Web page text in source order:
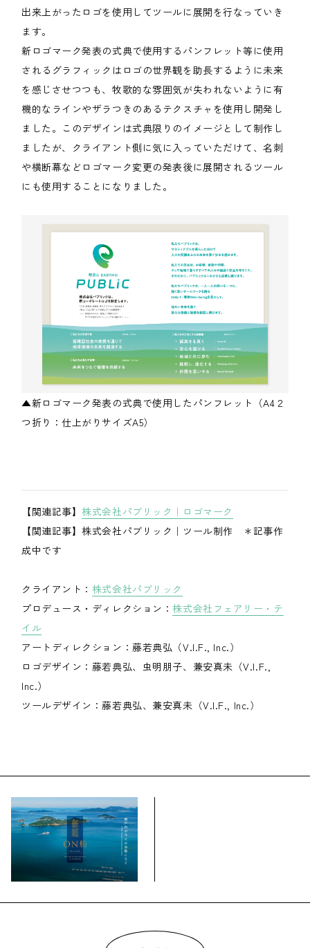
出来上がったロゴを使用してツールに展開を行なっていき
ます。
新ロゴマーク発表の式典で使用するパンフレット等に使用
されるグラフィックはロゴの世界観を助長するように未来
を感じさせつつも、牧歌的な雰囲気が失われないように有
機的なラインやザラつきのあるテクスチャを使用し開発し
ました。このデザインは式典限りのイメージとして制作し
ましたが、クライアント側に気に入っていただけて、名刺
や横断幕などロゴマーク変更の発表後に展開されるツール
にも使用することになりました。
▲新ロゴマーク発表の式典で使用したパンフレット（A4２
つ折り：仕上がりサイズA5）
【関連記事】株式会社パブリック｜ロゴマーク
【関連記事】株式会社パブリック｜ツール制作 ＊記事作
成中です
クライアント： 株式会社パブリック
プロデュース・ディレクション：株式会社フェアリー・テ
イル
アートディレクション：藤若典弘（V.I.F., Inc.）
ロゴデザイン：藤若典弘、虫明朋子、兼安真未（V.I.F.,
Inc.）
ツールデザイン：藤若典弘、兼安真未（V.I.F., Inc.）